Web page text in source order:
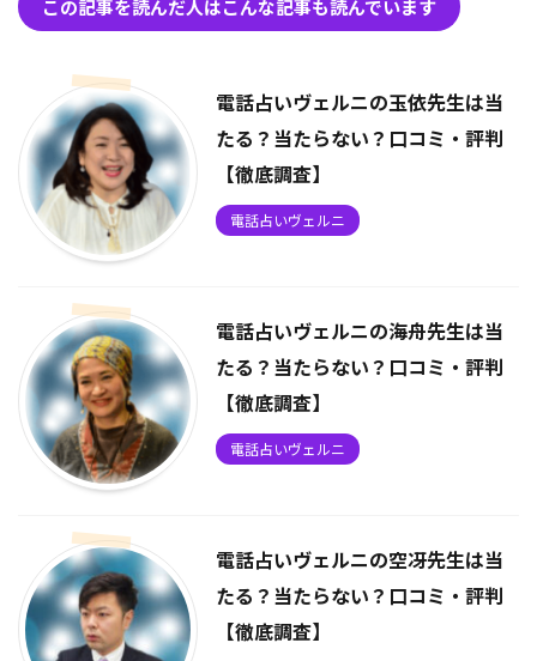
この記事を読んだ人はこんな記事も読んでいます
電話占いヴェルニの玉依先生は当
たる？当たらない？口コミ・評判
【徹底調査】
電話占いヴェルニ
電話占いヴェルニの海舟先生は当
たる？当たらない？口コミ・評判
【徹底調査】
電話占いヴェルニ
電話占いヴェルニの空冴先生は当
たる？当たらない？口コミ・評判
【徹底調査】